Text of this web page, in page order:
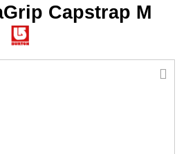
Capstrap M